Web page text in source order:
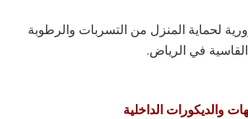
لحماية المنزل من التسربات والرطوبة
في الرياض.